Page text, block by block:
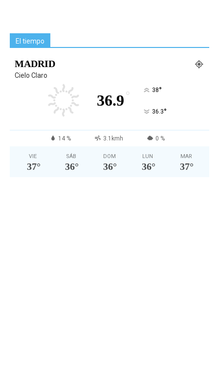
El tiempo
MADRID
Cielo Claro
36.9 ° 38°
36.3°
14 % 3.1kmh 0 %
VIE
37°
SÁB
36°
DOM
36°
LUN
36°
MAR
37°